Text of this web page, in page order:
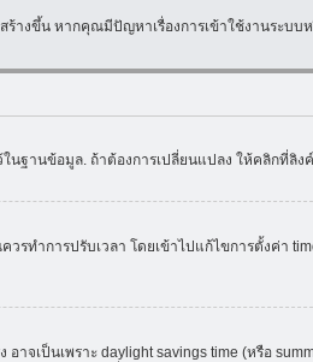
างขึ้น หากคุณมีปัญหาเรื่องการเข้าใช้งานระบบ
ฐานข้อมูล. ถ้าต้องการเปลี่ยนแปลง ให้คลิกที่
ทำการปรับเวลา โดยเข้าไปแก้ไขการตั้งค่า
จเป็นเพราะ daylight savings time (หรือ